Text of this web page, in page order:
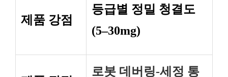
제품 강점
등급별 정밀 청결도
(5–30mg)
로봇 데버링-세정 통